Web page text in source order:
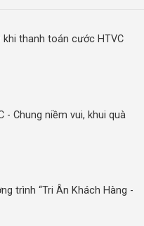
thanh toán cước HTVC
- Chung niềm vui, khui quà
trình “Tri Ân Khách Hàng -